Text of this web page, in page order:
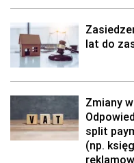
lat do
Zmiany
split
(np.